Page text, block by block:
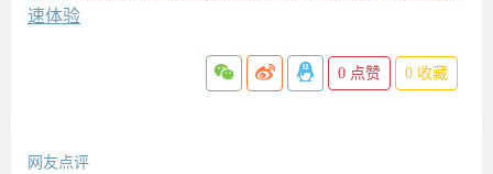
速体验
0 点赞 0 收藏
网友点评